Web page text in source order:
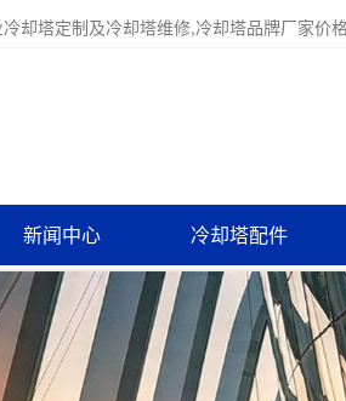
却塔定制及冷却塔维修,冷却塔品牌厂家价格
新闻中心 冷却塔配件